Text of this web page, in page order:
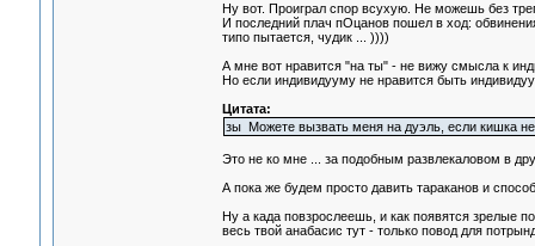
Ну вот. Проиграл спор всухую. Не можешь без
И последний плач пОцанов пошел в ход:
типо пытается, чудик ... ))))
А мне вот нравится "на ты" - не вижу смысла к
Но если индивидууму не нравится быть
Цитата:
зы Можете вызвать меня на дуэль, если кишка не
Это не ко мне ... за подобным развлекаловом в
А пока же будем просто давить тараканов и
Ну а када повзрослеешь, и как появятся зрелые
весь твой анабасис тут - только повод для